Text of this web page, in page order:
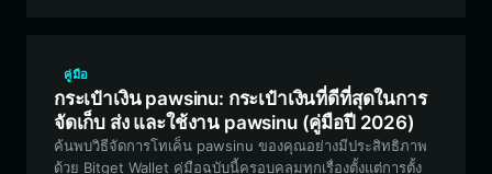
คู่มือ
กระเป๋าเงิน pawsinu: กระเป๋าเงินที่ดีที่สุดในการ
จัดเก็บ ส่ง และใช้งาน pawsinu (คู่มือปี 2026)
ค้นพบวิธีจัดการโทเค็น pawsinu ของคุณอย่างมีประสิทธิภาพ
ด้วย Bitget Wallet คู่มือฉบับนี้ครอบคลุมทุกเรื่องตั้งแต่การตั้ง